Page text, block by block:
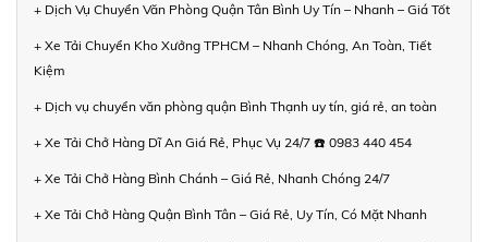
+ Dịch Vụ Chuyển Văn Phòng Quận Tân Bình Uy Tín – Nhanh – Giá Tốt
+ Xe Tải Chuyển Kho Xưởng TPHCM – Nhanh Chóng, An Toàn, Tiết
Kiệm
+ Dịch vụ chuyển văn phòng quận Bình Thạnh uy tín, giá rẻ, an toàn
+ Xe Tải Chở Hàng Dĩ An Giá Rẻ, Phục Vụ 24/7 ☎️ 0983 440 454
+ Xe Tải Chở Hàng Bình Chánh – Giá Rẻ, Nhanh Chóng 24/7
+ Xe Tải Chở Hàng Quận Bình Tân – Giá Rẻ, Uy Tín, Có Mặt Nhanh